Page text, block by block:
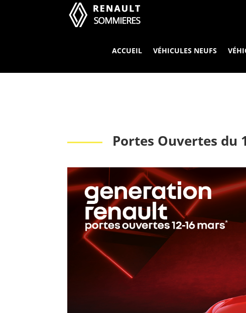
ACCUEIL VÉHICULES NEUFS
Portes Ouvertes du